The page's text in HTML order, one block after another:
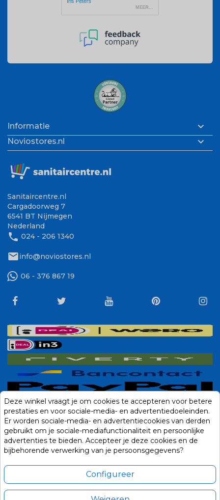
Informatie 
Noviostores.nl 
Sanitaircentre.nl
Cargadoorweg 7
6541 BT Nijmegen
Nederland
phone 024 - 206 1340
mailinfo@noviostores.nl
06 - 376 867 19
Deze winkel vraagt je om cookies te accepteren voor betere
prestaties en voor sociale-media- en advertentiedoeleinden.
Er worden sociale-media- en advertentiecookies van derden
gebruikt om je sociale-mediafunctionaliteit en persoonlijke
advertenties te bieden. Accepteer je deze cookies en de
bijbehorende verwerking van je persoonsgegevens?
Configureer